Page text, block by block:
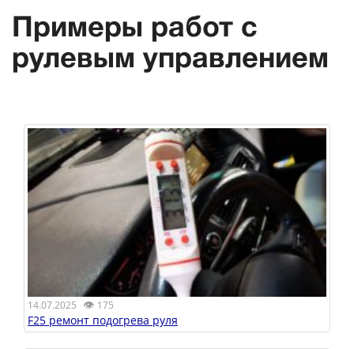
Примеры работ с
рулевым управлением
14.07.2025 👁 175
F25 ремонт подогрева руля